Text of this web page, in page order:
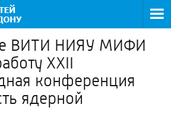
ВИТИ НИЯУ МИФИ
XXII
конференция
ядерной